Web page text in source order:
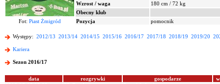
Wzrost / waga
180 cm / 72 kg
Obecny klub
Fot: Piast Żmigród Pozycja pomocnik
Występy: 2012/13 2013/14 2014/15 2015/16 2016/17 2017/18 2018/19 2019/20
Kariera
Sezon 2016/17
data rozgrywki gospodarze